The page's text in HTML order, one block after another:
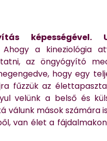
képességével.
Ahogy a kineziológia
az öngyógyító
hogy egy
fűzzük az
velünk a belső és
válunk mások számára
van élet a